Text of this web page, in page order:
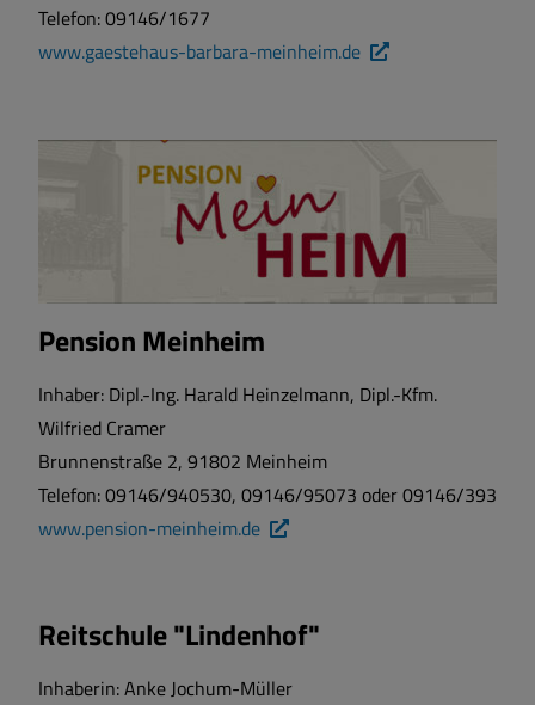
Telefon: 09146/1677
www.gaestehaus-barbara-meinheim.de
Pension Meinheim
Inhaber: Dipl.-Ing. Harald Heinzelmann, Dipl.-Kfm.
Wilfried Cramer
Brunnenstraße 2, 91802 Meinheim
Telefon: 09146/940530, 09146/95073 oder 09146/393
www.pension-meinheim.de
Reitschule "Lindenhof"
Inhaberin: Anke Jochum-Müller